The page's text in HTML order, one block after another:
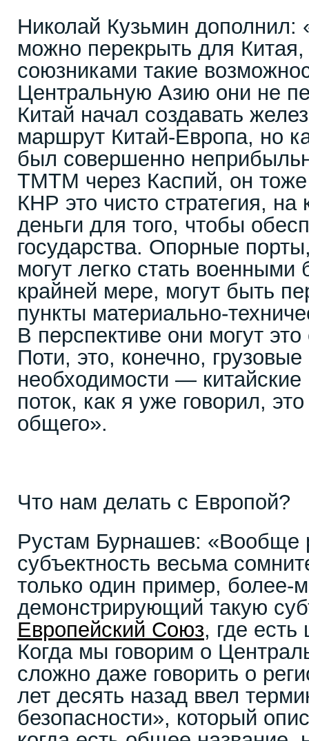
Николай Кузьмин дополнил:
можно перекрыть для
союзниками такие
Центральную Азию они не
Китай начал создавать
маршрут Китай-Европа, но
был совершенно
ТМТМ через Каспий, он
КНР это чисто стратегия,
деньги для того, чтобы
государства. Опорные
могут легко стать военными
крайней мере, могут быть
пункты материально-
В перспективе они могут
Поти, это, конечно,
необходимости —
поток, как я уже говорил,
общего».
Что нам делать с Европой?
Рустам Бурнашев: «Вообще
субъектность весьма
только один пример, более-
демонстрирующий такую
Европейский Союз, где
Когда мы говорим о
сложно даже говорить о
лет десять назад ввел
безопасности», который